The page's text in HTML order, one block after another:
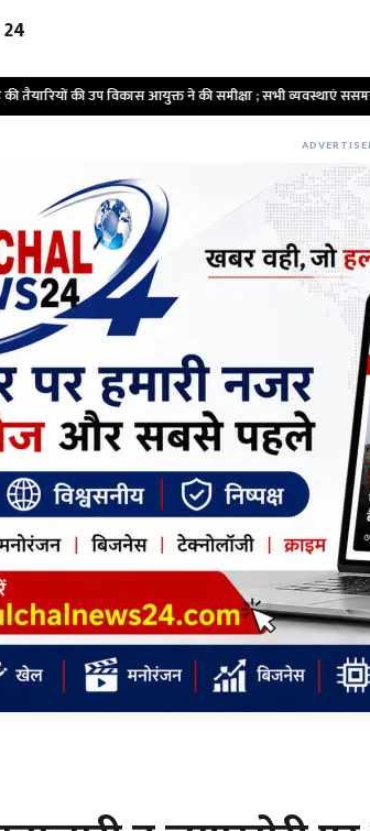
ने की समीक्षा ; सभी व्यवस्थाएं ससमय पूर्ण करने का दिया निर्देश